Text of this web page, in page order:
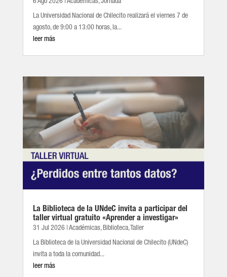
6 Ago 2026| Académicas,Jornada
La Universidad Nacional de Chilecito realizará el viernes 7 de
agosto, de 9:00 a 13:00 horas, la...
leer más
La Biblioteca de la UNdeC invita a participar del
taller virtual gratuito «Aprender a investigar»
31 Jul 2026| Académicas,Biblioteca, Taller
La Biblioteca de la Universidad Nacional de Chilecito (UNdeC)
invita a toda la comunidad...
leer más